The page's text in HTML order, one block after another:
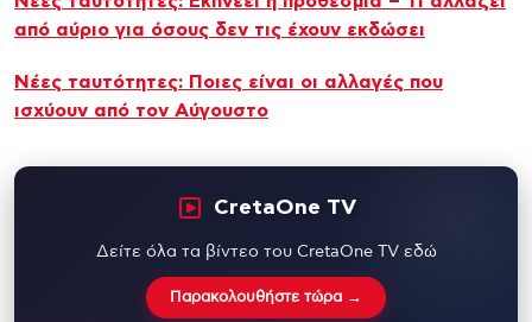
από αύριο για όσους δεν τις έχουν εκδώσει
Νέες ταυτότητες: Ποιες είναι οι αλλαγές που
ισχύουν από τον Αύγουστο
CretaOne TV
Δείτε όλα τα βίντεο του CretaOne TV εδώ
Παρακολουθήστε τώρα →